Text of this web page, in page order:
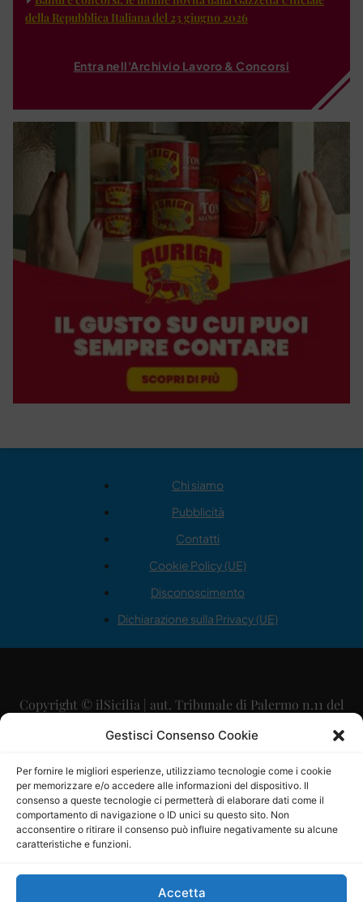
Gestisci Consenso Cookie
Per fornire le migliori esperienze, utilizziamo tecnologie come i cookie
per memorizzare e/o accedere alle informazioni del dispositivo. Il
consenso a queste tecnologie ci permetterà di elaborare dati come il
comportamento di navigazione o ID unici su questo sito. Non
acconsentire o ritirare il consenso può influire negativamente su alcune
caratteristiche e funzioni.
Accetta
della Repubblica Italiana del 23 giugno 2026
Entra nell'Archivio Lavoro & Concorsi
Chi siamo
Pubblicità
Contatti
Cookie Policy (UE)
Disconoscimento
Dichiarazione sulla Privacy (UE)
Copyright © ilSicilia | aut. Tribunale di Palermo n.11 del
29/09/2015
Direttore Editoriale: Maurizio Scaglione
Direttore Responsabile: Maria Calabrese
P.IVA: 06334930820